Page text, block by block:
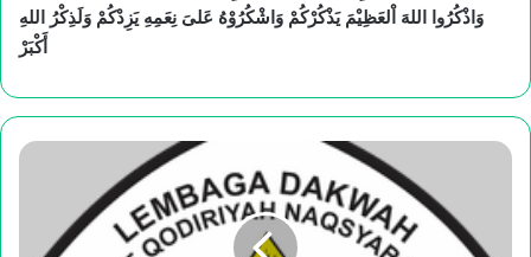
وَاذْكُرُوا اللهَ اْلعَظِيْمَ يَذْكُرْكُمْ وَاشْكُرُوْهُ عَلىَ نِعَمِهِ يَزِدْكُمْ وَلَذِكْرُ اللهِ
أَكْبَرْ
Hubungan
Yayasan
Serba